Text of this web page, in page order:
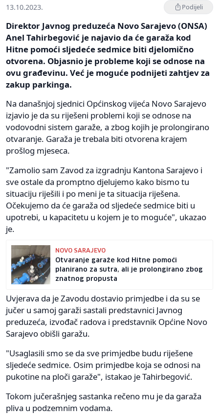
13.10.2023. Podijeli
Direktor Javnog preduzeća Novo Sarajevo (ONSA)
Anel Tahirbegović je najavio da će garaža kod
Hitne pomoći sljedeće sedmice biti djelomično
otvorena. Objasnio je probleme koji se odnose na
ovu građevinu. Već je moguće podnijeti zahtjev za
zakup parkinga.
Na današnjoj sjednici Općinskog vijeća Novo Sarajevo
izjavio je da su riješeni problemi koji se odnose na
vodovodni sistem garaže, a zbog kojih je prolongirano
otvaranje. Garaža je trebala biti otvorena krajem
prošlog mjeseca.
"Zamolio sam Zavod za izgradnju Kantona Sarajevo i
sve ostale da promptno djelujemo kako bismo tu
situaciju riješili i po meni je ta situacija riješena.
Očekujemo da će garaža od sljedeće sedmice biti u
upotrebi, u kapacitetu u kojem je to moguće", ukazao
je.
NOVO SARAJEVO
Otvaranje garaže kod Hitne pomoći
planirano za sutra, ali je prolongirano zbog
znatnog propusta
Uvjerava da je Zavodu dostavio primjedbe i da su se
jučer u samoj garaži sastali predstavnici Javnog
preduzeća, izvođač radova i predstavnik Općine Novo
Sarajevo obišli garažu.
"Usaglasili smo se da sve primjedbe budu riješene
sljedeće sedmice. Osim primjedbe koja se odnosi na
pukotine na ploči garaže", istakao je Tahirbegović.
Tokom jučerašnjeg sastanka rečeno mu je da garaža
pliva u podzemnim vodama.